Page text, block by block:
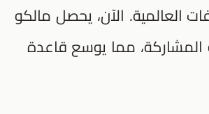
العالمية. الآن، يحصل مالكو
مما يوسع قاعدة